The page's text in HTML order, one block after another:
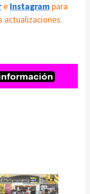
e Instagram para
actualizaciones.